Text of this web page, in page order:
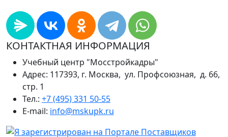
КОНТАКТНАЯ ИНФОРМАЦИЯ
Учебный центр "Мосстройкадры"
Адрес: 117393, г. Москва, ул. Профсоюзная, д. 66,
стр. 1
Тел.: +7 (495) 331 50-55
E-mail: info@mskupk.ru